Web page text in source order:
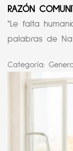
RAZÓN
"Le falta
palabras de
Categoría: